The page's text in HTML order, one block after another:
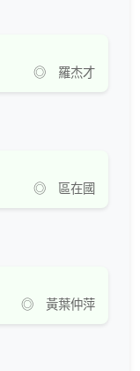
◎ 羅杰才
◎ 區在國
◎ 黃葉仲萍